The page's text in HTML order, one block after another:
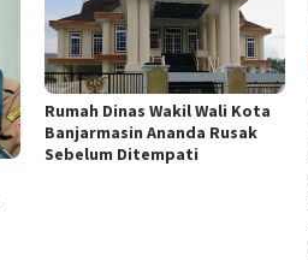
Rumah Dinas Wakil Wali Kota
Banjarmasin Ananda Rusak
Sebelum Ditempati